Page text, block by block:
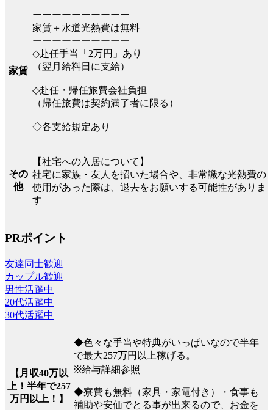
家賃
ーーーーーーーーーー
家賃＋水道光熱費は無料
ーーーーーーーーーー
◇赴任手当「2万円」あり
（翌月給料日に支給）
◇赴任・帰任旅費会社負担
（帰任旅費は契約満了者に限る）
◇各支給規定あり
その
他
【社宅への入居について】
社宅に家族・友人を招いた場合や、非常識な光熱費の
使用があった際は、退去をお願いする可能性がありま
す
PRポイント
友達同士歓迎
カップル歓迎
男性活躍中
20代活躍中
30代活躍中
【月収40万以
上！半年で257
万円以上！】
◆色々な手当や特典がいっぱいなので半年
で最大257万円以上稼げる。
※給与詳細参照
◆寮費も無料（家具・家電付き）・食事も
補助や安価でとる事が出来るので、お金を